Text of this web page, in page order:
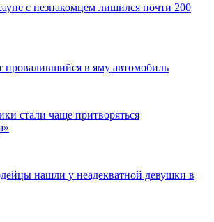
с незнакомцем лишился почти 200
провалившийся в яму автомобиль
стали чаще притворяться
нашли у неадекватной девушки в